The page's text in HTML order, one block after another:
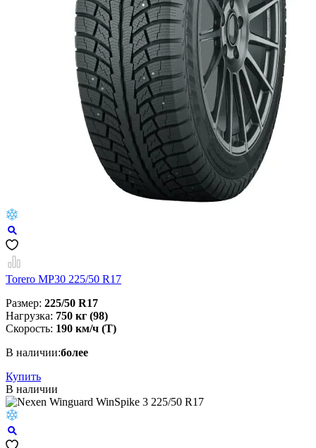
Torero MP30 225/50 R17
Размер: 225/50 R17
Нагрузка: 750 кг (98)
Скорость: 190 км/ч (T)
В наличии:более
Купить
В наличии